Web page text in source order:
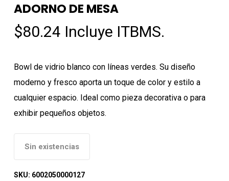
ADORNO DE MESA
$80.24 Incluye ITBMS.
Bowl de vidrio blanco con líneas verdes. Su diseño
moderno y fresco aporta un toque de color y estilo a
cualquier espacio. Ideal como pieza decorativa o para
exhibir pequeños objetos.
Sin existencias
SKU: 6002050000127